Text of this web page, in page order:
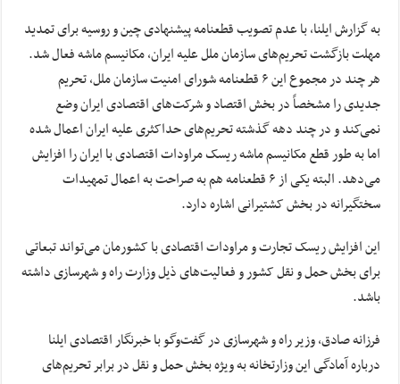
به گزارش ایلنا، با عدم تصویب قطعنامه پیشنهادی چین و روسیه برای تمدید
مهلت بازگشت تحریم‌های سازمان ملل علیه ایران، مکانیسم ماشه فعال شد.
هر چند در مجموع این ۶ قطعنامه شورای امنیت سازمان ملل، تحریم
جدیدی را مشخصاً در بخش اقتصاد و شرکت‌های اقتصادی ایران وضع
نمی‌کند و در چند دهه گذشته تحریم‌های حداکثری علیه ایران اعمال شده
اما به طور قطع مکانیسم ماشه ریسک مراودات اقتصادی با ایران را افزایش
می‌دهد. البته یکی از ۶ قطعنامه هم به صراحت به اعمال تمهیدات
سختگیرانه در بخش کشتیرانی اشاره دارد.
این افزایش ریسک تجارت و مراودات اقتصادی با کشورمان می‌تواند تبعاتی
برای بخش حمل و نقل کشور و فعالیت‌های ذیل وزارت راه و شهرسازی داشته
باشد.
فرزانه صادق، وزیر راه و شهرسازی در گفت‌وگو با خبرنگار اقتصادی ایلنا
درباره آمادگی این وزارتخانه به ویژه بخش حمل و نقل در برابر تحریم‌های